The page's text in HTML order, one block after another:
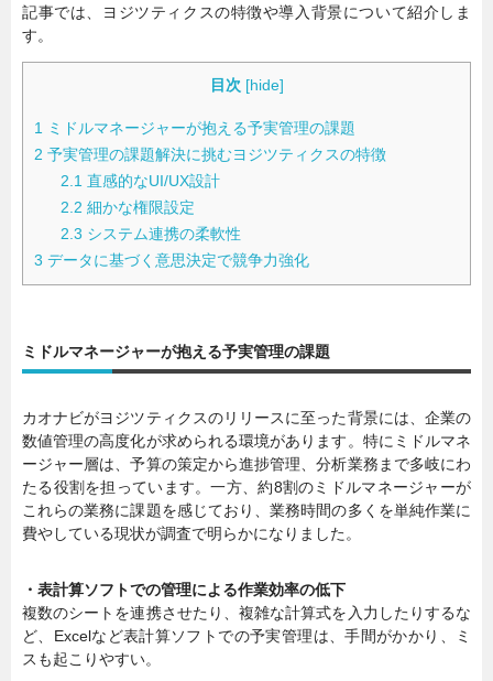
記事では、ヨジツティクスの特徴や導入背景について紹介しま
す。
目次 [hide]
1 ミドルマネージャーが抱える予実管理の課題
2 予実管理の課題解決に挑むヨジツティクスの特徴
2.1 直感的なUI/UX設計
2.2 細かな権限設定
2.3 システム連携の柔軟性
3 データに基づく意思決定で競争力強化
ミドルマネージャーが抱える予実管理の課題
カオナビがヨジツティクスのリリースに至った背景には、企業の
数値管理の高度化が求められる環境があります。特にミドルマネ
ージャー層は、予算の策定から進捗管理、分析業務まで多岐にわ
たる役割を担っています。一方、約8割のミドルマネージャーが
これらの業務に課題を感じており、業務時間の多くを単純作業に
費やしている現状が調査で明らかになりました。
・表計算ソフトでの管理による作業効率の低下
複数のシートを連携させたり、複雑な計算式を入力したりするな
ど、Excelなど表計算ソフトでの予実管理は、手間がかかり、ミ
スも起こりやすい。